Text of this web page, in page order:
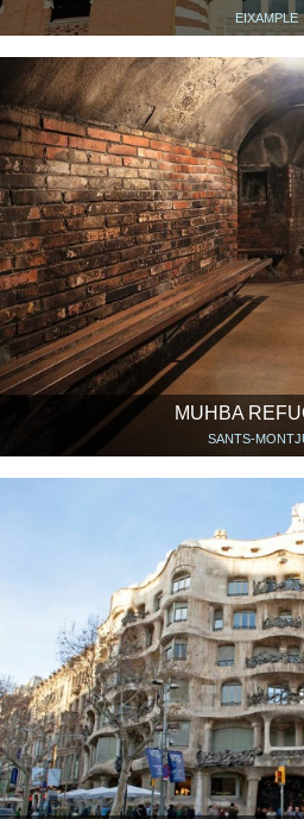
EIXAMPLE
MUHBA
SANTS-